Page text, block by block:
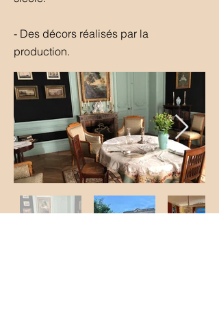
- Des décors réalisés par la
production.